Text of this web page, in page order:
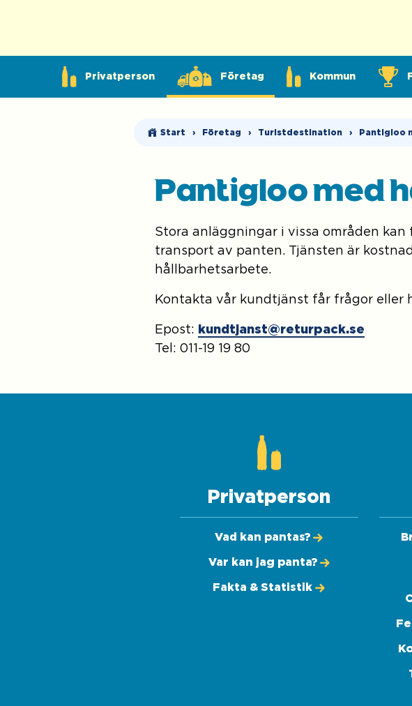
Privatperson Företag Kommun
Start › Företag › Turistdestination › Pantigloo
Pantigloo med
Stora anläggningar i vissa områden
transport av panten. Tjänsten är
hållbarhetsarbete.
Kontakta vår kundtjänst får frågor eller
Epost: kundtjanst@returpack.se
Tel: 011-19 19 80
Privatperson
Vad kan pantas?
Var kan jag panta?
Fakta & Statistik